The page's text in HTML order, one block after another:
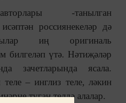
-танылган
россиянекеләр дә
иң оригиналь
билгеләп үтә. Нәтиҗәләр
зачетларында ясала.
– инглиз теле, ләкин
туган телдә алалар.